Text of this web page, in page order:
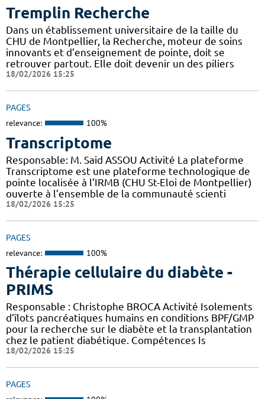
Tremplin Recherche
Dans un établissement universitaire de la taille du
CHU de Montpellier, la Recherche, moteur de soins
innovants et d’enseignement de pointe, doit se
retrouver partout. Elle doit devenir un des piliers
18/02/2026 15:25
PAGES
relevance: 100%
Transcriptome
Responsable: M. Said ASSOU Activité La plateforme
Transcriptome est une plateforme technologique de
pointe localisée à l’IRMB (CHU St-Eloi de Montpellier)
ouverte à l’ensemble de la communauté scienti
18/02/2026 15:25
PAGES
relevance: 100%
Thérapie cellulaire du diabète -
PRIMS
Responsable : Christophe BROCA Activité Isolements
d’îlots pancréatiques humains en conditions BPF/GMP
pour la recherche sur le diabète et la transplantation
chez le patient diabétique. Compétences Is
18/02/2026 15:25
PAGES